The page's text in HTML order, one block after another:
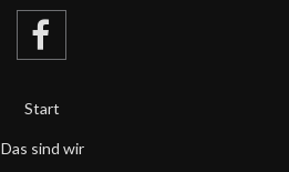
Start
Das sind wir